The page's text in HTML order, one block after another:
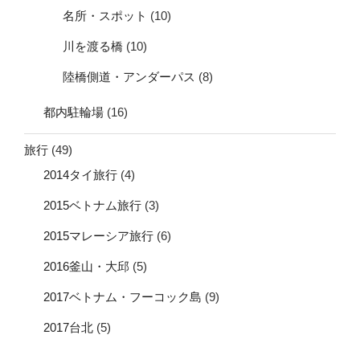
名所・スポット (10)
川を渡る橋 (10)
陸橋側道・アンダーパス (8)
都内駐輪場 (16)
旅行 (49)
2014タイ旅行 (4)
2015ベトナム旅行 (3)
2015マレーシア旅行 (6)
2016釜山・大邱 (5)
2017ベトナム・フーコック島 (9)
2017台北 (5)